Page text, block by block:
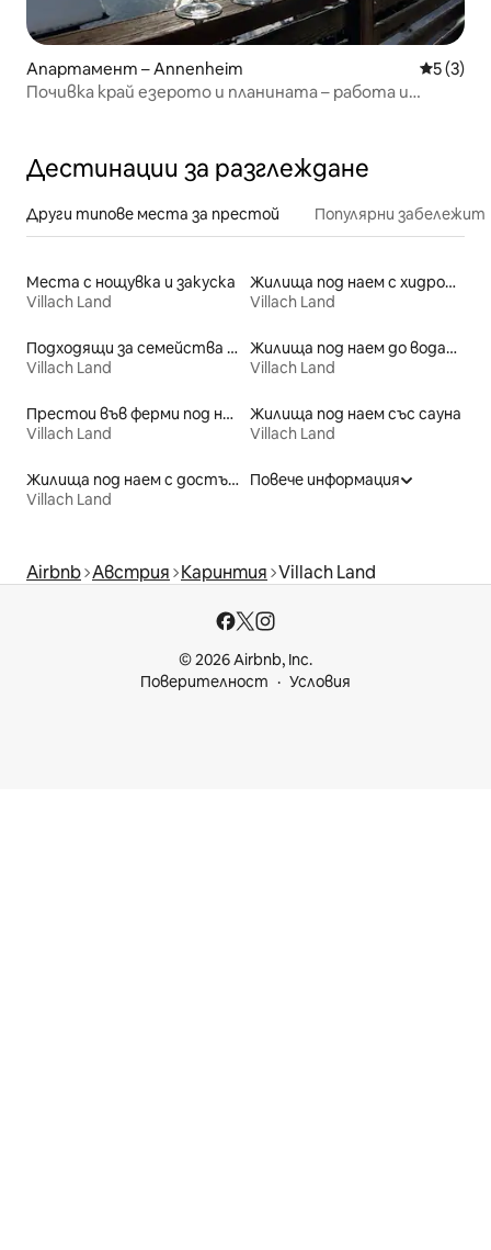
Апартамент – Annenheim Средна
5 (3)
Почивка край езерото и планината – работа и
Дестинации за разглеждане
Други типове места за престой Популярни
Места с нощувка и закуска
Villach Land
Жилища под наем с хидромасажна вана
Villach Land
Подходящи за семейства места под наем
Villach Land
Жилища под наем до водата
Villach Land
Престои във ферми под наем
Villach Land
Жилища под наем със сауна
Villach Land
Жилища под наем с достъп до плажа
Villach Land
Повече информация
Airbnb Австрия Каринтия Villach Land
© 2026 Airbnb, Inc.
Поверителност
Условия